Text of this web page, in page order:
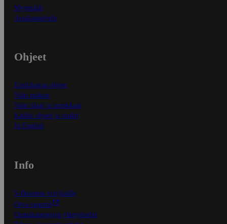
Myymälät
Asiakaspalvelu
Ohjeet
Ensitilaajan ohjeet
Näin maksat
Näin tilaat ja muokkaat
Kaikki ohjeet ja vinkit
In English
Info
S-Business yrityksille
Oiva-raportit
Osuuskauppojen yhteystiedot